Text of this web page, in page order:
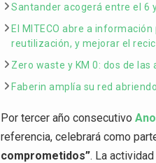
Santander acogerá entre el 6
El MITECO abre a
reutilización, y mejorar el
Zero waste y KM 0: dos de
Faberin amplía su red
Por tercer año consecutivo
referencia, celebrará como
comprometidos”. La